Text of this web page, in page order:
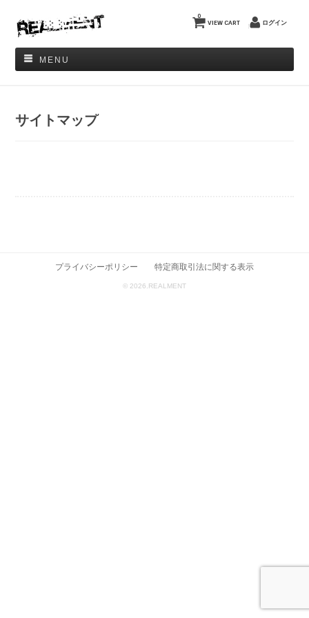
VIEW CART
0
ログイン
MENU
サイトマップ
プライバシーポリシー 特定商取引法に関する表示
© 2026.REALMENT